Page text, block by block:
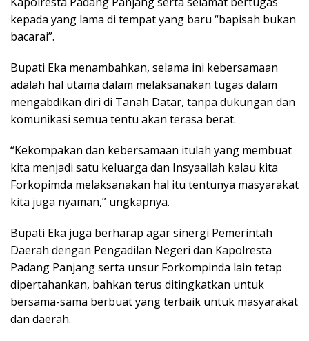
kepada yang lama di tempat yang baru “bapisah bukan
bacarai”.
Bupati Eka menambahkan, selama ini kebersamaan
adalah hal utama dalam melaksanakan tugas dalam
mengabdikan diri di Tanah Datar, tanpa dukungan dan
komunikasi semua tentu akan terasa berat.
“Kekompakan dan kebersamaan itulah yang membuat
kita menjadi satu keluarga dan Insyaallah kalau kita
Forkopimda melaksanakan hal itu tentunya masyarakat
kita juga nyaman,” ungkapnya.
Bupati Eka juga berharap agar sinergi Pemerintah
Daerah dengan Pengadilan Negeri dan Kapolresta
Padang Panjang serta unsur Forkompinda lain tetap
dipertahankan, bahkan terus ditingkatkan untuk
bersama-sama berbuat yang terbaik untuk masyarakat
dan daerah.